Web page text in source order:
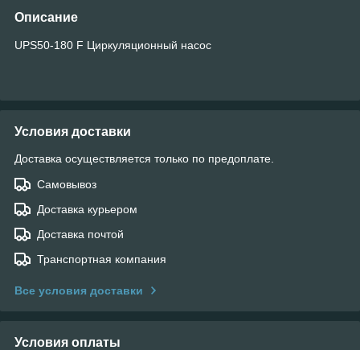
Описание
UPS50-180 F Циркуляционный насос
Условия доставки
Доставка осуществляется только по предоплате.
Самовывоз
Доставка курьером
Доставка почтой
Транспортная компания
Все условия доставки
Условия оплаты